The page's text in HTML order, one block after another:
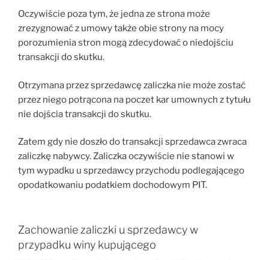
Oczywiście poza tym, że jedna ze strona może
zrezygnować z umowy także obie strony na mocy
porozumienia stron mogą zdecydować o niedojściu
transakcji do skutku.
Otrzymana przez sprzedawcę zaliczka nie może zostać
przez niego potrącona na poczet kar umownych z tytułu
nie dojścia transakcji do skutku.
Zatem gdy nie doszło do transakcji sprzedawca zwraca
zaliczkę nabywcy. Zaliczka oczywiście nie stanowi w
tym wypadku u sprzedawcy przychodu podlegającego
opodatkowaniu podatkiem dochodowym PIT.
Zachowanie zaliczki u sprzedawcy w
przypadku winy kupującego